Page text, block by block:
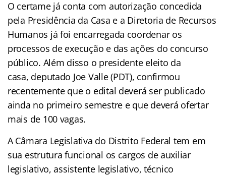
O certame já conta com autorização concedida
pela Presidência da Casa e a Diretoria de Recursos
Humanos já foi encarregada coordenar os
processos de execução e das ações do concurso
público. Além disso o presidente eleito da
casa, deputado Joe Valle (PDT), confirmou
recentemente que o edital deverá ser publicado
ainda no primeiro semestre e que deverá ofertar
mais de 100 vagas.
A Câmara Legislativa do Distrito Federal tem em
sua estrutura funcional os cargos de auxiliar
legislativo, assistente legislativo, técnico